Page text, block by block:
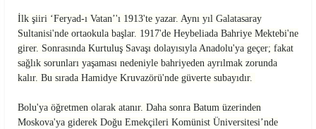
İlk şiiri ‘Feryad-ı Vatan’'ı 1913'te yazar. Aynı yıl Galatasaray
Sultanisi'nde ortaokula başlar. 1917'de Heybeliada Bahriye Mektebi'ne
girer. Sonrasında Kurtuluş Savaşı dolayısıyla Anadolu'ya geçer; fakat
sağlık sorunları yaşaması nedeniyle bahriyeden ayrılmak zorunda
kalır. Bu sırada Hamidye Kruvazörü'nde güverte subayıdır.
Bolu'ya öğretmen olarak atanır. Daha sonra Batum üzerinden
Moskova'ya giderek Doğu Emekçileri Komünist Üniversitesi’nde